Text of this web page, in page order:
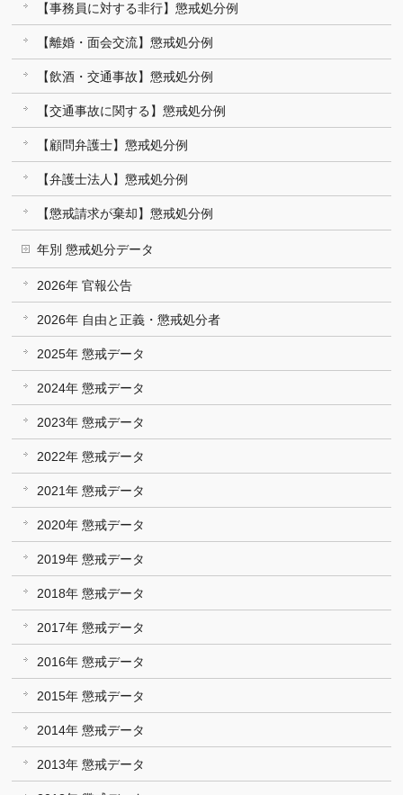
【事務員に対する非行】懲戒処分例
【離婚・面会交流】懲戒処分例
【飲酒・交通事故】懲戒処分例
【交通事故に関する】懲戒処分例
【顧問弁護士】懲戒処分例
【弁護士法人】懲戒処分例
【懲戒請求が棄却】懲戒処分例
年別 懲戒処分データ
2026年 官報公告
2026年 自由と正義・懲戒処分者
2025年 懲戒データ
2024年 懲戒データ
2023年 懲戒データ
2022年 懲戒データ
2021年 懲戒データ
2020年 懲戒データ
2019年 懲戒データ
2018年 懲戒データ
2017年 懲戒データ
2016年 懲戒データ
2015年 懲戒データ
2014年 懲戒データ
2013年 懲戒データ